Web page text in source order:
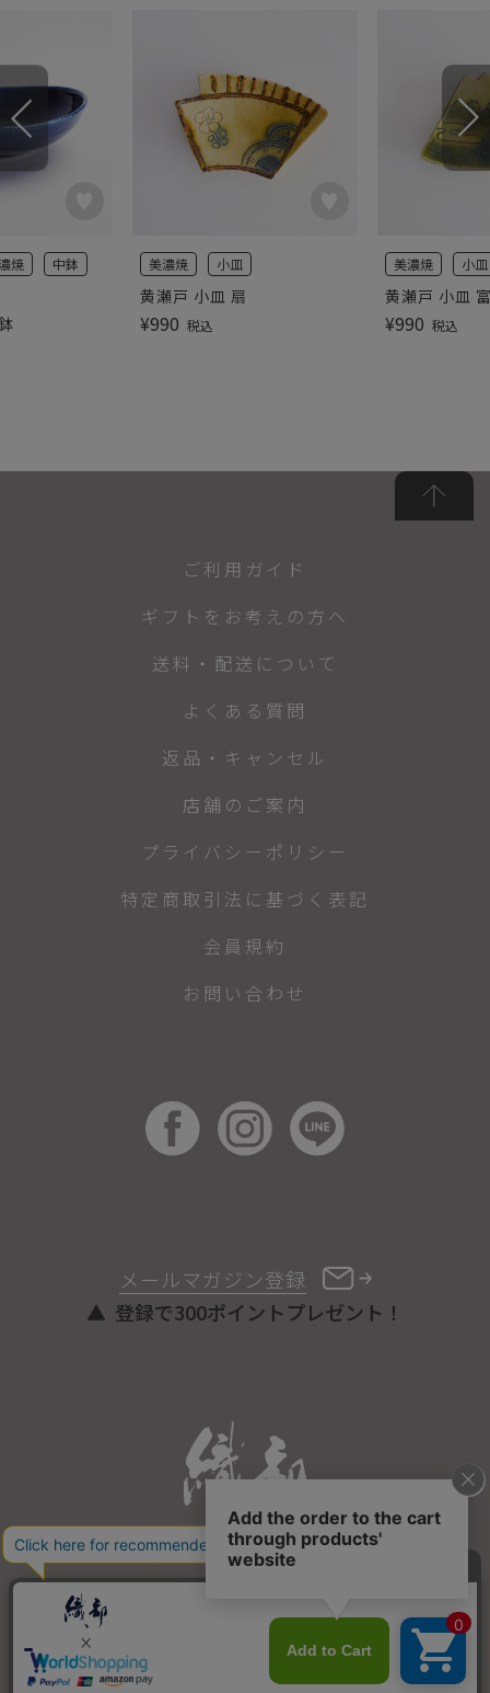
焼 中鉢
黄瀬戸 小皿 扇
美濃焼 小皿
¥990 税込
黄瀬戸 小皿
美濃焼 小皿
¥990 税込
ONLINE STORE
メールマガジン登録
登録で300ポイントプレゼント！
ご利用ガイド
ギフトをお考えの方へ
送料・配送について
よくある質問
返品・キャンセル
店舗のご案内
プライバシーポリシー
特定商取引法に基づく表記
会員規約
お問い合わせ
COPYRIGHT © ORIBE ALL RIGHTS RESERVED.